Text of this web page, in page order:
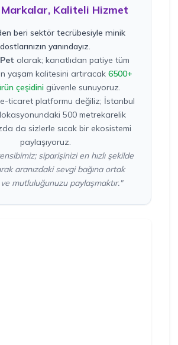
Markalar, Kaliteli Hizmet
beri sektör tecrübesiyle minik
dostlarınızın yanındayız.
olarak; kanatlıdan patiye tüm
yaşam kalitesini artıracak6500+
çeşidinigüvenle sunuyoruz.
ticaret platformu değiliz; İstanbul
500 metrekarelik
da sizlerle sıcak bir ekosistemi
paylaşıyoruz.
siparişinizi en hızlı şekilde
aranızdaki sevgi bağına ortak
mutluluğunuzu paylaşmaktır."